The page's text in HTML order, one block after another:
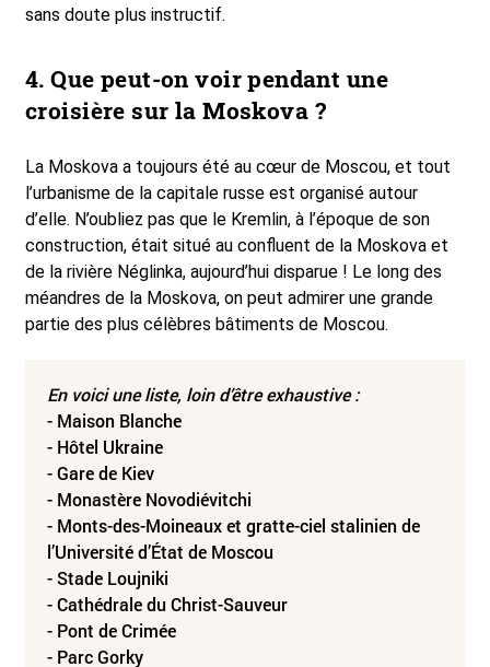
sans doute plus instructif.
4. Que peut-on voir pendant une
croisière sur la Moskova ?
La Moskova a toujours été au cœur de Moscou, et tout
l’urbanisme de la capitale russe est organisé autour
d’elle. N’oubliez pas que le Kremlin, à l’époque de son
construction, était situé au confluent de la Moskova et
de la rivière Néglinka, aujourd’hui disparue ! Le long des
méandres de la Moskova, on peut admirer une grande
partie des plus célèbres bâtiments de Moscou.
En voici une liste, loin d’être exhaustive :
- Maison Blanche
- Hôtel Ukraine
- Gare de Kiev
- Monastère Novodiévitchi
- Monts-des-Moineaux et gratte-ciel stalinien de
l’Université d’État de Moscou
- Stade Loujniki
- Cathédrale du Christ-Sauveur
- Pont de Crimée
- Parc Gorky